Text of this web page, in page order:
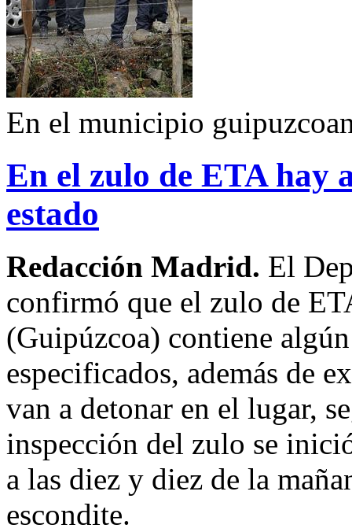
En el municipio
En el zulo de ETA hay
estado
Redacción Madrid. El
confirmó que el zulo de
(Guipúzcoa) contiene
especificados, además de
van a detonar en el lugar,
inspección del zulo se
a las diez y diez de la
escondite.